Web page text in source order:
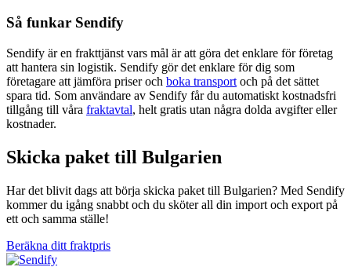
Så funkar Sendify
Sendify är en frakttjänst vars mål är att göra det enklare för företag
att hantera sin logistik. Sendify gör det enklare för dig som
företagare att jämföra priser och boka transport och på det sättet
spara tid. Som användare av Sendify får du automatiskt kostnadsfri
tillgång till våra fraktavtal, helt gratis utan några dolda avgifter eller
kostnader.
Skicka paket till Bulgarien
Har det blivit dags att börja skicka paket till Bulgarien? Med Sendify
kommer du igång snabbt och du sköter all din import och export på
ett och samma ställe!
Beräkna ditt fraktpris